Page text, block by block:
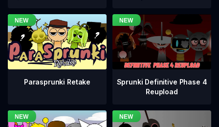
Parasprunki Retake
Sprunki Definitive Phase 4
Reupload